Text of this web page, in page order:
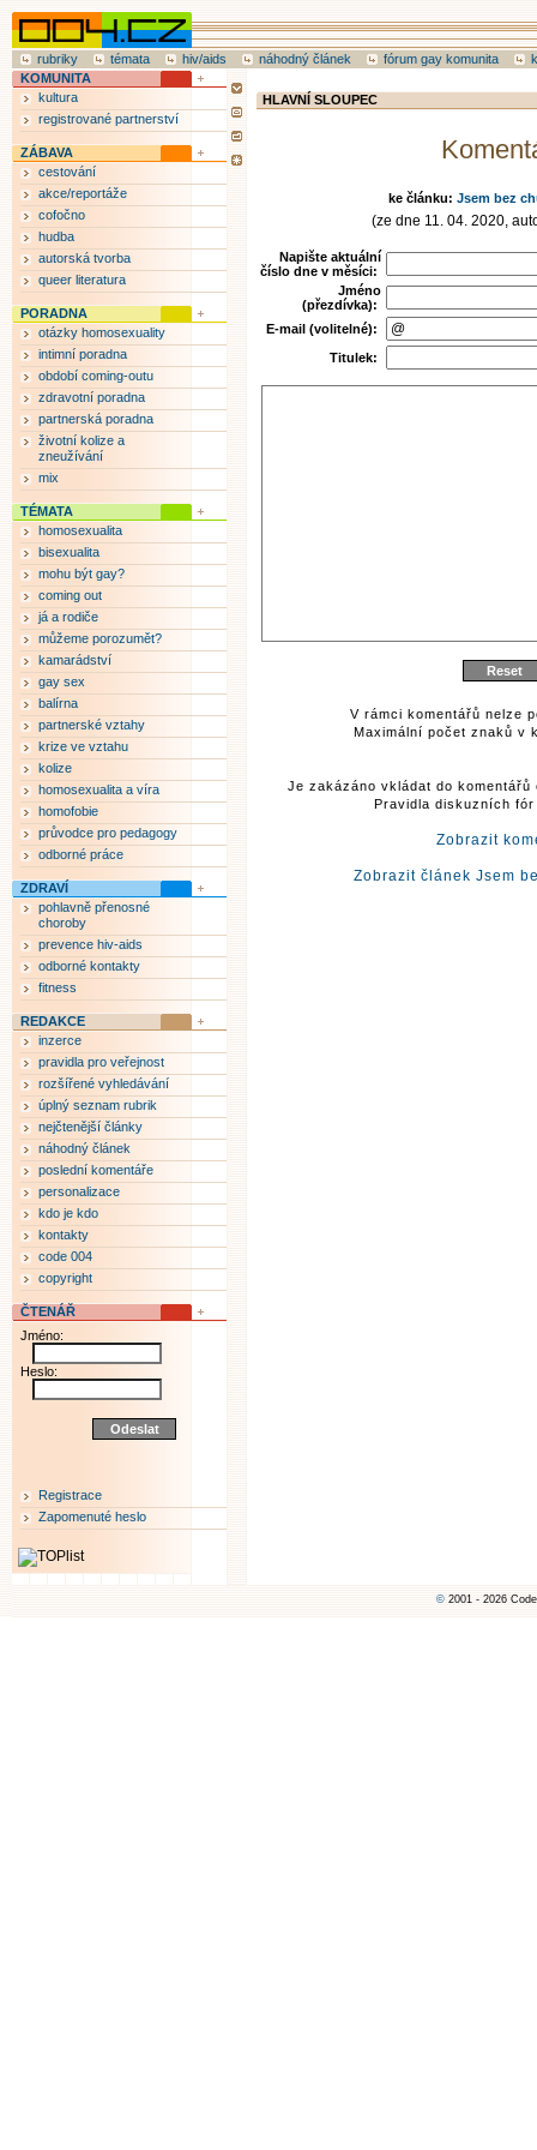
rubriky témata hiv/aids náhodný článek fórum gay komunita
HLAVNÍ SLOUPEC
ke článku: Jsem bez
(ze dne 11. 04. 2020,
Napište aktuální
číslo dne v měsíci:
Jméno
(přezdívka):
E-mail (volitelné):
Titulek:
V rámci komentářů nelze
Maximální počet znaků v
Je zakázáno vkládat do
Pravidla diskuzních
Zobrazit
Zobrazit článek Jsem
KOMUNITA
kultura
registrované partnerství
ZÁBAVA
cestování
akce/reportáže
cofočno
hudba
autorská tvorba
queer literatura
PORADNA
otázky homosexuality
intimní poradna
období coming-outu
zdravotní poradna
partnerská poradna
životní kolize a
zneužívání
mix
TÉMATA
homosexualita
bisexualita
mohu být gay?
coming out
já a rodiče
můžeme porozumět?
kamarádství
gay sex
balírna
partnerské vztahy
krize ve vztahu
kolize
homosexualita a víra
homofobie
průvodce pro pedagogy
odborné práce
ZDRAVÍ
pohlavně přenosné
choroby
prevence hiv-aids
odborné kontakty
fitness
REDAKCE
inzerce
pravidla pro veřejnost
rozšířené vyhledávání
úplný seznam rubrik
nejčtenější články
náhodný článek
poslední komentáře
personalizace
kdo je kdo
kontakty
code 004
copyright
ČTENÁŘ
Jméno:
Heslo:
Registrace
Zapomenuté heslo
© 2001 - 2026